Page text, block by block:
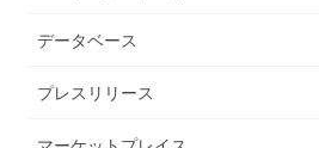
データベース
プレスリリース